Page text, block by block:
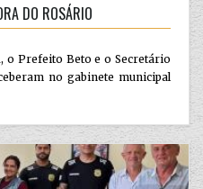
DO ROSÁRIO
o Prefeito Beto e o Secretário
no gabinete municipal